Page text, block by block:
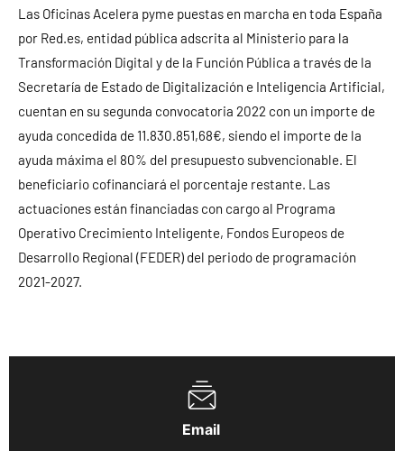
Email
Las Oficinas Acelera pyme puestas en marcha en toda España
por Red.es, entidad pública adscrita al Ministerio para la
Transformación Digital y de la Función Pública a través de la
Secretaría de Estado de Digitalización e Inteligencia Artificial,
cuentan en su segunda convocatoria 2022 con un importe de
ayuda concedida de 11.830.851,68€, siendo el importe de la
ayuda máxima el 80% del presupuesto subvencionable. El
beneficiario cofinanciará el porcentaje restante. Las
actuaciones están financiadas con cargo al Programa
Operativo Crecimiento Inteligente, Fondos Europeos de
Desarrollo Regional (FEDER) del periodo de programación
2021-2027.